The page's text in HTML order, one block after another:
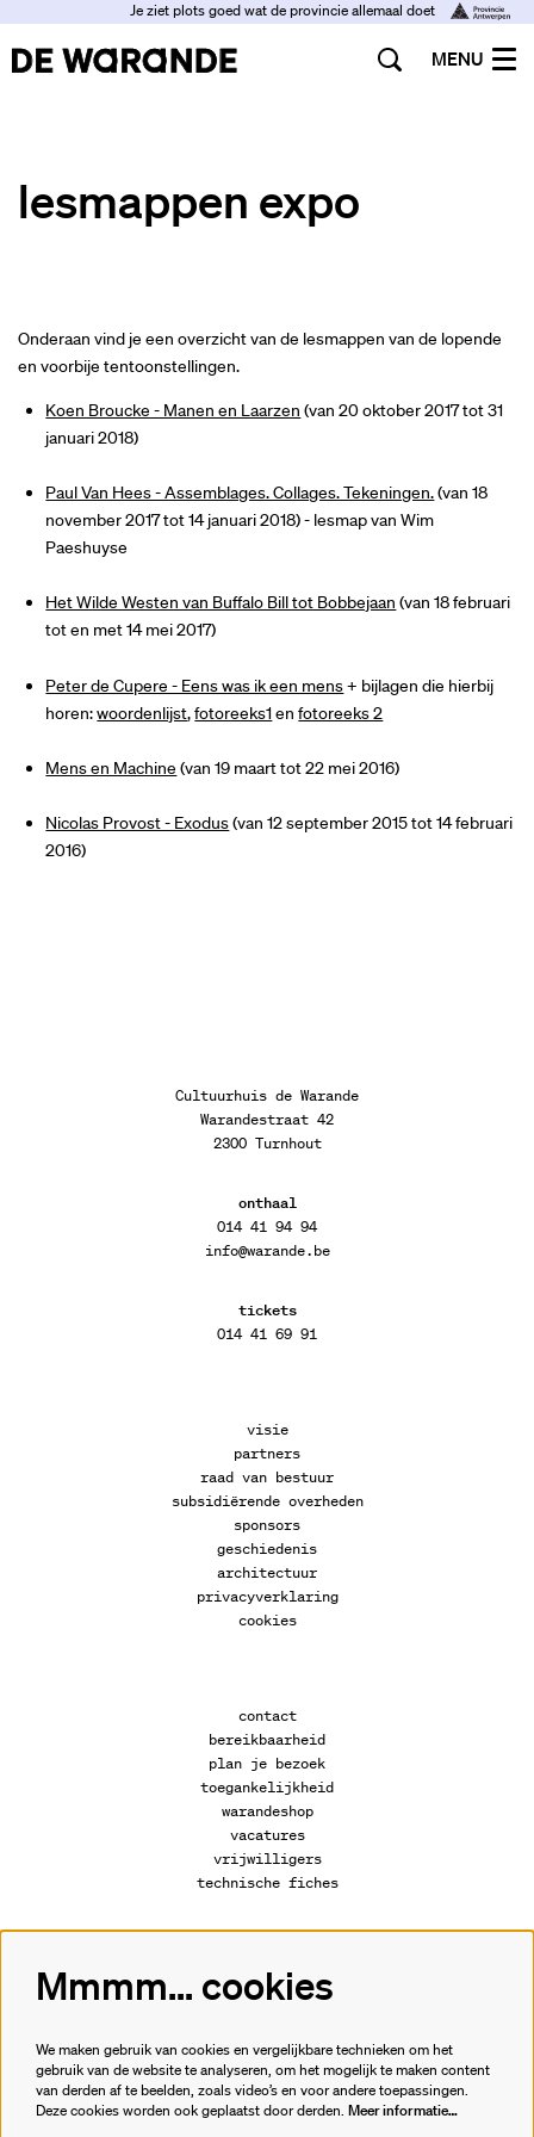
Je ziet plots goed wat de provincie allemaal doet
MENU
lesmappen expo
Onderaan vind je een overzicht van de lesmappen van de lopende
en voorbije tentoonstellingen.
Koen Broucke - Manen en Laarzen (van 20 oktober 2017 tot 31
januari 2018)
Paul Van Hees - Assemblages. Collages. Tekeningen.(van 18
november 2017 tot 14 januari 2018) - lesmap van Wim
Paeshuyse
Het Wilde Westen van Buffalo Bill tot Bobbejaan (van 18 februari
tot en met 14 mei 2017)
Peter de Cupere - Eens was ik een mens+ bijlagen die hierbij
horen:woordenlijst,fotoreeks1enfotoreeks 2
Mens en Machine (van 19 maart tot 22 mei 2016)
Nicolas Provost - Exodus(van 12 september 2015 tot 14 februari
2016)
Cultuurhuis de Warande
Warandestraat 42
2300 Turnhout
onthaal
014 41 94 94
info@warande.be
tickets
014 41 69 91
visie
partners
raad van bestuur
subsidiërende overheden
sponsors
geschiedenis
architectuur
privacyverklaring
cookies
contact
bereikbaarheid
plan je bezoek
toegankelijkheid
warandeshop
vacatures
vrijwilligers
technische fiches
Volg ons
Meld je aan voor de nieuwsbrief.
Mmmm... cookies
We maken gebruik van cookies en vergelijkbare technieken om het
gebruik van de website te analyseren, om het mogelijk te maken content
van derden af te beelden, zoals video’s en voor andere toepassingen.
Deze cookies worden ook geplaatst door derden. Meer informatie…